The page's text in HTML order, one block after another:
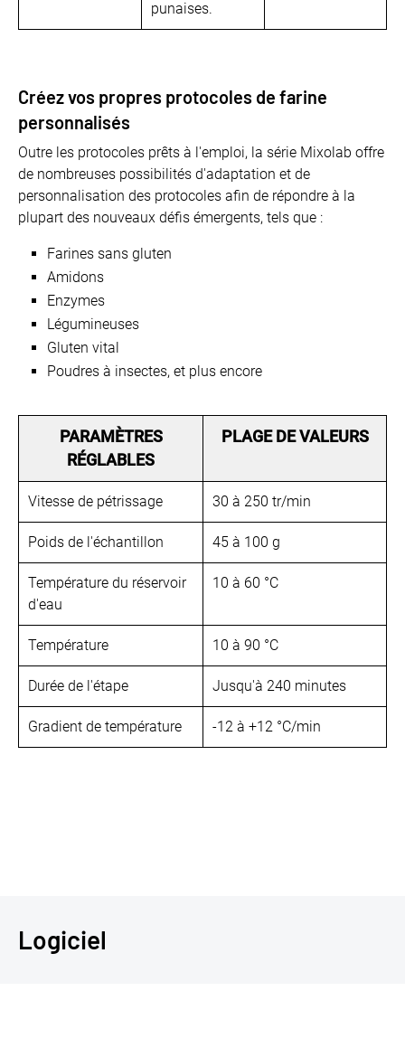
punaises.
Créez vos propres protocoles de farine
personnalisés
Outre les protocoles prêts à l'emploi, la série Mixolab offre
de nombreuses possibilités d'adaptation et de
personnalisation des protocoles afin de répondre à la
plupart des nouveaux défis émergents, tels que :
Farines sans gluten
Amidons
Enzymes
Légumineuses
Gluten vital
Poudres à insectes, et plus encore
PARAMÈTRES
RÉGLABLES
PLAGE DE VALEURS
Vitesse de pétrissage 30 à 250 tr/min
Poids de l'échantillon 45 à 100 g
Température du réservoir
d'eau
10 à 60 °C
Température 10 à 90 °C
Durée de l'étape Jusqu'à 240 minutes
Gradient de température -12 à +12 °C/min
Logiciel